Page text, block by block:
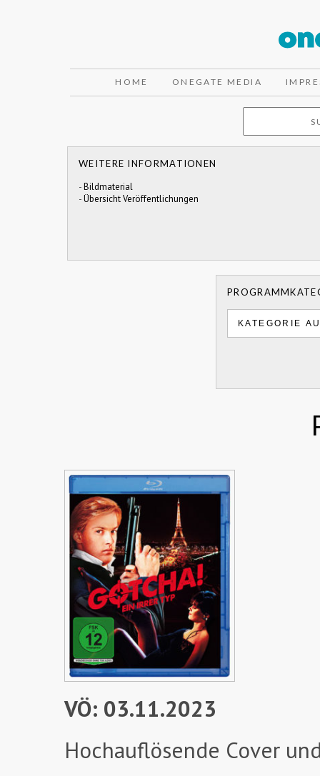
HOME ONEGATE MEDIA
WEITERE INFORMATIONEN
-Bildmaterial
-Übersicht Veröffentlichungen
VÖ: 03.11.2023
Hochauflösende Cover